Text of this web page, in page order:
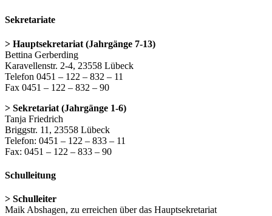
Sekretariate
> Hauptsekretariat (Jahrgänge 7-13)
Bettina Gerberding
Karavellenstr. 2-4, 23558 Lübeck
Telefon 0451 – 122 – 832 – 11
Fax 0451 – 122 – 832 – 90
> Sekretariat (Jahrgänge 1-6)
Tanja Friedrich
Briggstr. 11, 23558 Lübeck
Telefon: 0451 – 122 – 833 – 11
Fax: 0451 – 122 – 833 – 90
Schulleitung
> Schulleiter
Maik Abshagen, zu erreichen über das Hauptsekretariat